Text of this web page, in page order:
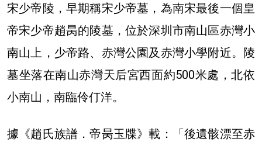
宋少帝陵，早期稱宋少帝墓，為南宋最後一個皇
帝宋少帝趙昺的陵墓，位於深圳市南山區赤灣小
南山上，少帝路、赤灣公園及赤灣小學附近。陵
墓坐落在南山赤灣天后宮西面約500米處，北依
小南山，南臨伶仃洋。
據《趙氏族譜．帝昺玉牒》載：「後遺骸漂至赤